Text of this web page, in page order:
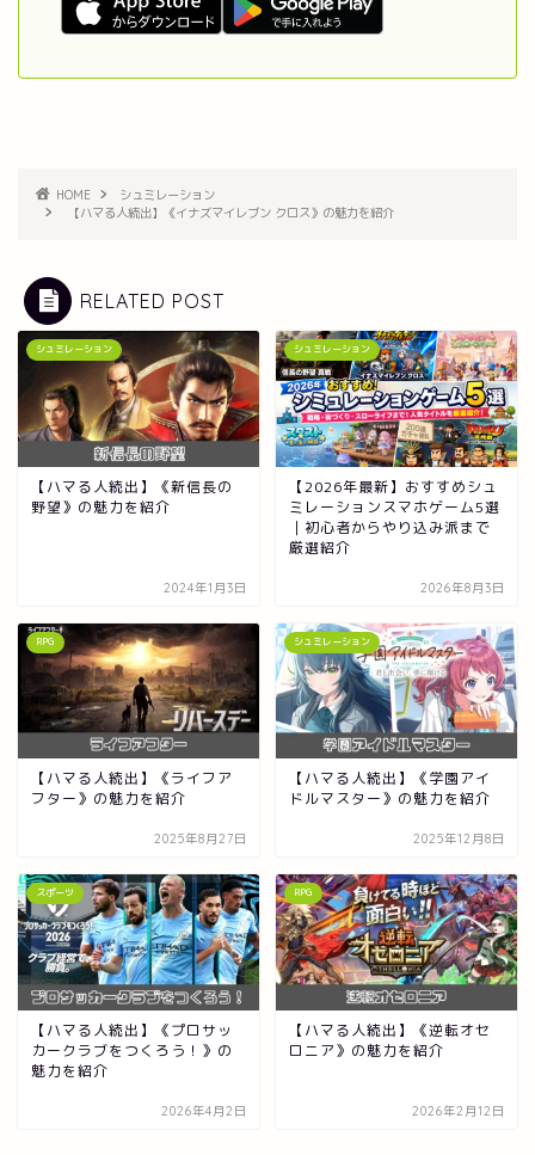
HOME
シュミレーション
【ハマる人続出】《イナズマイレブン クロス》の魅力を紹介
RELATED POST
シュミレーション
【ハマる人続出】《新信長の
野望》の魅力を紹介
2024年1月3日
シュミレーション
【2026年最新】おすすめシュ
ミレーションスマホゲーム5選
｜初心者からやり込み派まで
厳選紹介
2026年8月3日
RPG
【ハマる人続出】《ライフア
フター》の魅力を紹介
2025年8月27日
シュミレーション
【ハマる人続出】《学園アイ
ドルマスター》の魅力を紹介
2025年12月8日
スポーツ
【ハマる人続出】《プロサッ
カークラブをつくろう！》の
魅力を紹介
2026年4月2日
RPG
【ハマる人続出】《逆転オセ
ロニア》の魅力を紹介
2026年2月12日